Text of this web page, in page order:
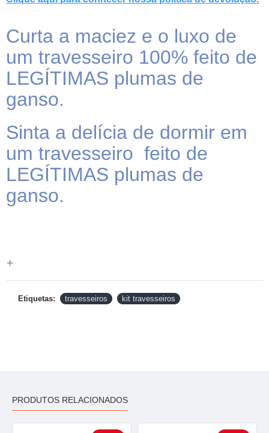
Curta a maciez e o luxo de
um travesseiro 100% feito de
LEGÍTIMAS plumas de
ganso.
Sinta a delícia de dormir em
um travesseiro feito de
LEGÍTIMAS plumas de
ganso.
Etiquetas: travesseiros kit travesseiros
PRODUTOS RELACIONADOS